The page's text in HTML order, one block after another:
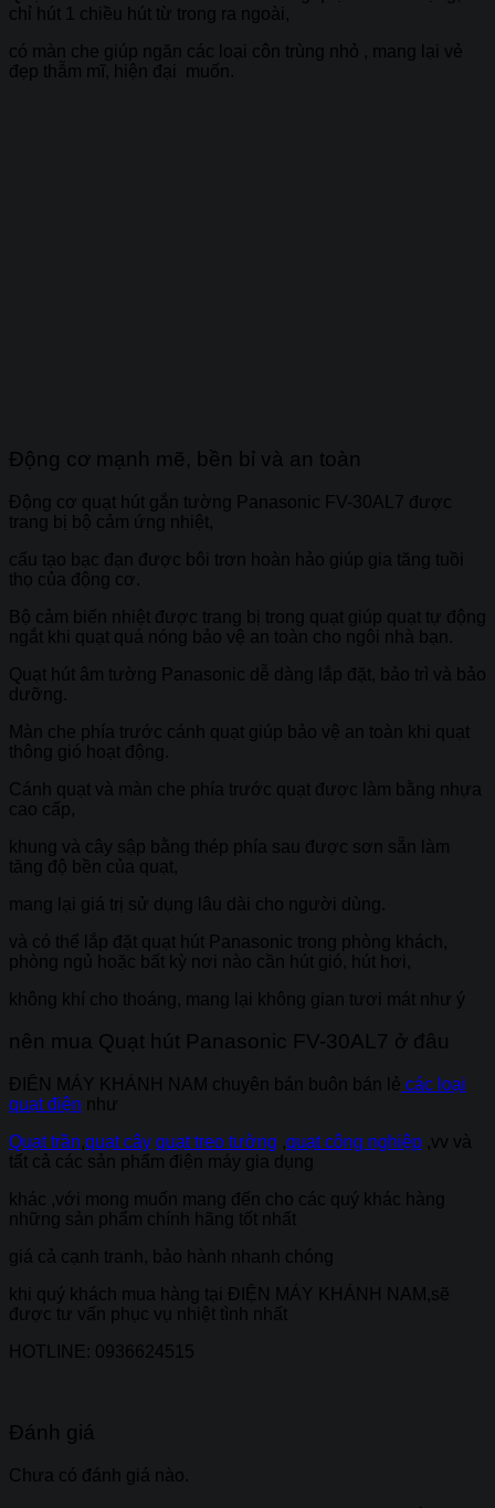
chỉ hút 1 chiều hút từ trong ra ngoài,
có màn che giúp ngăn các loại côn trùng nhỏ , mang lại vẻ
đẹp thẫm mĩ, hiện đại muốn.
Động cơ mạnh mẽ, bền bỉ và an toàn
Động cơ quạt hút gắn tường Panasonic FV-30AL7 được
trang bị bộ cảm ứng nhiệt,
cấu tạo bạc đạn được bôi trơn hoàn hảo giúp gia tăng tuồi
thọ của động cơ.
Bộ cảm biến nhiệt được trang bị trong quạt giúp quạt tự động
ngắt khi quạt quá nóng bảo vệ an toàn cho ngôi nhà bạn.
Quạt hút âm tường Panasonic dễ dàng lắp đặt, bảo trì và bảo
dưỡng.
Màn che phía trước cánh quạt giúp bảo vệ an toàn khi quạt
thông gió hoạt động.
Cánh quạt và màn che phía trước quạt được làm bằng nhựa
cao cấp,
khung và cây sập bằng thép phía sau được sơn sẵn làm
tăng độ bền của quạt,
mang lại giá trị sử dụng lâu dài cho người dùng.
và có thể lắp đặt quạt hút Panasonic trong phòng khách,
phòng ngủ hoặc bất kỳ nơi nào cần hút gió, hút hơi,
không khí cho thoáng, mang lại không gian tươi mát như ý
nên mua Quạt hút Panasonic FV-30AL7 ở đâu
ĐIÊN MÁY KHÁNH NAM chuyên bán buôn bán lẻ các loại
quạt điện như
Quạt trần,quạt cây quạt treo tường ,quạt công nghiệp ,vv và
tất cả các sản phẩm điện máy gia dụng
khác ,với mong muốn mang đến cho các quý khác hàng
những sản phẩm chính hãng tốt nhất
giá cả cạnh tranh, bảo hành nhanh chóng
khi quý khách mua hàng tại ĐIỆN MÁY KHÁNH NAM,sẽ
được tư vấn phục vụ nhiệt tình nhất
HOTLINE: 0936624515
Đánh giá
Chưa có đánh giá nào.